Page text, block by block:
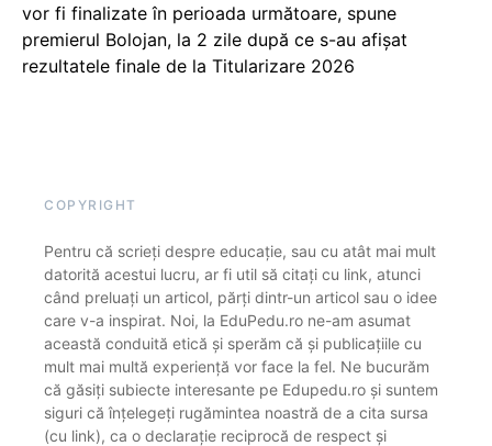
vor fi finalizate în perioada următoare, spune
premierul Bolojan, la 2 zile după ce s-au afișat
rezultatele finale de la Titularizare 2026
COPYRIGHT
Pentru că scrieți despre educație, sau cu atât mai mult
datorită acestui lucru, ar fi util să citați cu link, atunci
când preluați un articol, părți dintr-un articol sau o idee
care v-a inspirat. Noi, la EduPedu.ro ne-am asumat
această conduită etică și sperăm că și publicațiile cu
mult mai multă experiență vor face la fel. Ne bucurăm
că găsiți subiecte interesante pe Edupedu.ro și suntem
siguri că înțelegeți rugămintea noastră de a cita sursa
(cu link), ca o declarație reciprocă de respect și